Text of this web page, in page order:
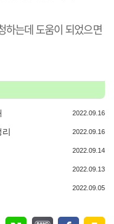
하는데 도움이 되었으면
2022.09.16
2022.09.16
2022.09.14
2022.09.13
2022.09.05